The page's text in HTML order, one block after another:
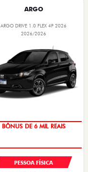
ARGO
ARGO DRIVE 1.0 FLEX 4P 2026
2026/2026
BÔNUS DE 6 MIL REAIS
PESSOA FÍSICA